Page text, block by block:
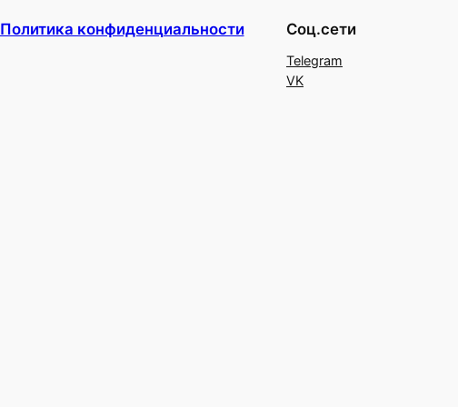
Политика конфиденциальности Соц.сети
Telegram
VK